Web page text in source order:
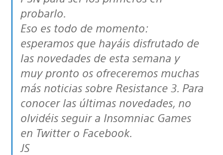
probarlo.
Eso es todo de momento:
esperamos que hayáis disfrutado de
las novedades de esta semana y
muy pronto os ofreceremos muchas
más noticias sobre Resistance 3. Para
conocer las últimas novedades, no
olvidéis seguir a Insomniac Games
en Twitter o Facebook.
JS